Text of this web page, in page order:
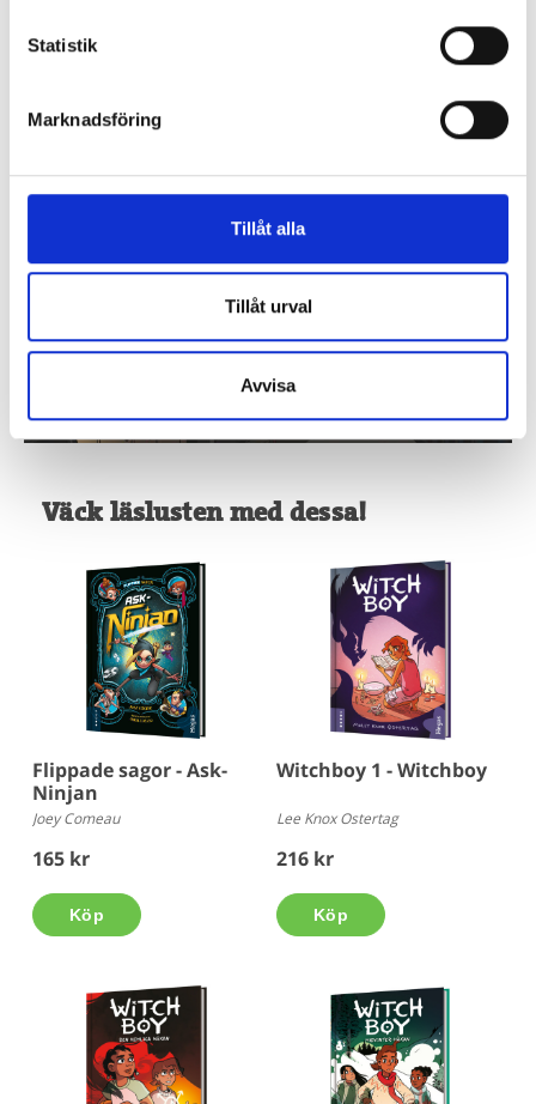
Statistik
Marknadsföring
Tillåt alla
Tillåt urval
Avvisa
Väck läslusten med dessa!
Flippade sagor - Ask-
Ninjan
Joey Comeau
165 kr
Köp
Witchboy 1 - Witchboy
Lee Knox Ostertag
216 kr
Köp